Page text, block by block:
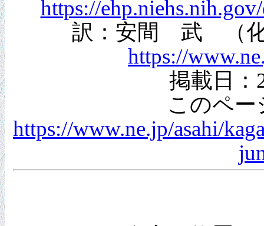
https://
訳：安間 武 （化
https://
掲載日：
このペ
https://www.ne.jp/asahi/